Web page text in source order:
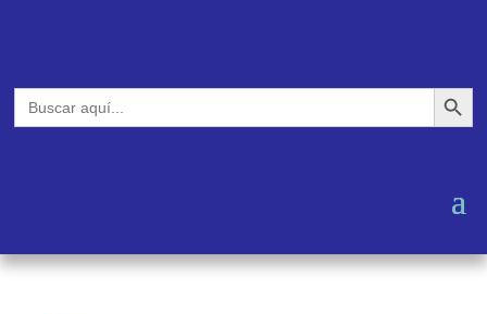
Buscar: Botón de